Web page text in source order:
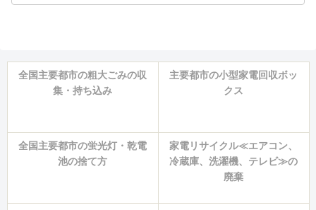
全国主要都市の粗大ごみの収
集・持ち込み
主要都市の小型家電回収ボッ
クス
全国主要都市の蛍光灯・乾電
池の捨て方
家電リサイクル≪エアコン、
冷蔵庫、洗濯機、テレビ≫の
廃棄